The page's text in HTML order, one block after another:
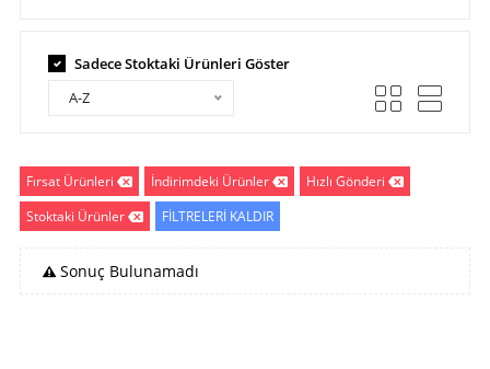
Sadece Stoktaki Ürünleri Göster
A-Z
Fırsat Ürünleri İndirimdeki Ürünler
Hızlı Gönderi
Stoktaki Ürünler
FİLTRELERİ KALDIR
Sonuç Bulunamadı